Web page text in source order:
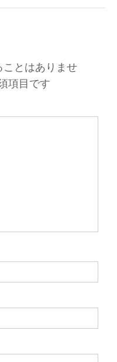
ことはありませ
項目です